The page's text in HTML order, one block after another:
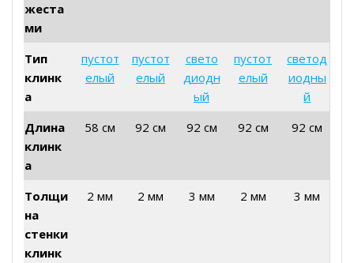
жеста
ми
Тип
клинк
а
пустот
елый
пустот
елый
свето
диодн
ый
пустот
елый
светод
иодны
й
Длина
клинк
а
58 см 92 см 92 см 92 см 92 см
Толщи
на
стенки
клинк
2 мм 2 мм 3 мм 2 мм 3 мм